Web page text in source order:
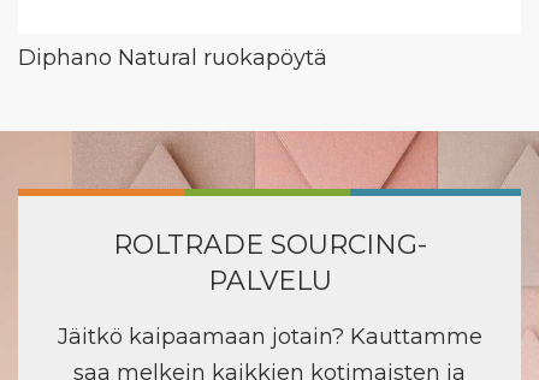
Diphano Natural ruokapöytä
ROLTRADE SOURCING-
PALVELU
Jäitkö kaipaamaan jotain? Kauttamme
saa melkein kaikkien kotimaisten ja